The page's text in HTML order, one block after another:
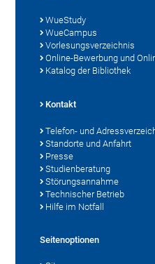
WueStudy
WueCampus
Vorlesungsverzeichnis
Online-Bewerbung und
Katalog der Bibliothek
Kontakt
Telefon- und
Standorte und Anfahrt
Presse
Studienberatung
Störungsannahme
Technischer Betrieb
Hilfe im Notfall
Seitenoptionen